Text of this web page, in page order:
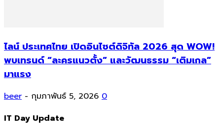
ไลน์ ประเทศไทย เปิดอินไซต์ดิจิทัล 2026 สุด WOW!
พบเทรนด์ “ละครแนวตั้ง” และวัฒนธรรม “เติมเกล”
มาแรง
beer - กุมภาพันธ์ 5, 2026 0
IT Day Update